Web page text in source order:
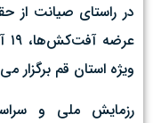
در راستای صیانت از
ویژه استان قم برگزار
رزمایش ملی و